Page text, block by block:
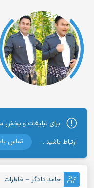
برای تبلیغات و پخش
ارتباط باشید . .
تماس
حامد دادگر – خاطرات